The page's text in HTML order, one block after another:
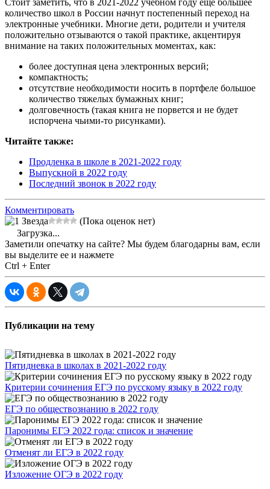
Стоит заметить, что в 2021-2022 учебном году еще большее
количество школ в России начнут постепенный переход на
электронные учебники. Многие дети, родители и учителя
положительно отзываются о такой практике, акцентируя
внимание на таких положительных моментах, как:
более доступная цена электронных версий;
компактность;
отсутствие необходимости носить в портфеле большое
количество тяжелых бумажных книг;
долговечность (такая книга не порвется и не будет
испорчена чьими-то рисунками).
Читайте также:
Продленка в школе в 2021-2022 году
Выпускной в 2022 году
Последний звонок в 2022 году
Комментировать
(Пока оценок нет)
Загрузка...
Заметили опечатку на сайте? Мы будем благодарны вам, если
вы выделите ее и нажмете
Ctrl + Enter
Публикации на тему
Пятидневка в школах в 2021-2022 году
Критерии сочинения ЕГЭ по русскому языку в 2022 году
ЕГЭ по обществознанию в 2022 году
Паронимы ЕГЭ 2022 года: список и значение
Отменят ли ЕГЭ в 2022 году
Изложение ОГЭ в 2022 году